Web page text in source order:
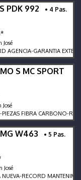
PDK 992 • 4 Pas.
GARANTIA
S MC SPORT
FIBRA CARBONO-
W463 • 5 Pas.
José
RECORD